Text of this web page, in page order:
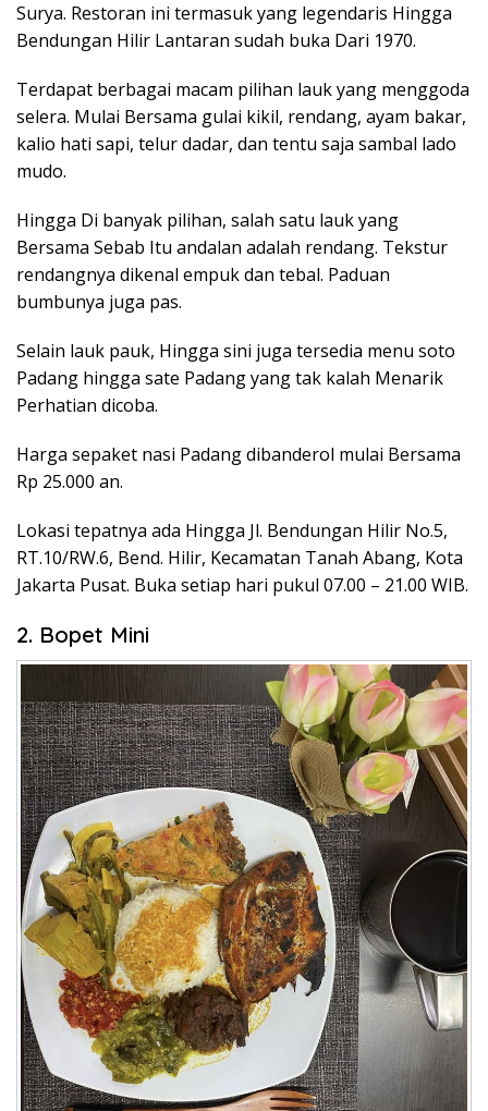
Surya. Restoran ini termasuk yang legendaris Hingga
Bendungan Hilir Lantaran sudah buka Dari 1970.
Terdapat berbagai macam pilihan lauk yang menggoda
selera. Mulai Bersama gulai kikil, rendang, ayam bakar,
kalio hati sapi, telur dadar, dan tentu saja sambal lado
mudo.
Hingga Di banyak pilihan, salah satu lauk yang
Bersama Sebab Itu andalan adalah rendang. Tekstur
rendangnya dikenal empuk dan tebal. Paduan
bumbunya juga pas.
Selain lauk pauk, Hingga sini juga tersedia menu soto
Padang hingga sate Padang yang tak kalah Menarik
Perhatian dicoba.
Harga sepaket nasi Padang dibanderol mulai Bersama
Rp 25.000 an.
Lokasi tepatnya ada Hingga Jl. Bendungan Hilir No.5,
RT.10/RW.6, Bend. Hilir, Kecamatan Tanah Abang, Kota
Jakarta Pusat. Buka setiap hari pukul 07.00 – 21.00 WIB.
2. Bopet Mini